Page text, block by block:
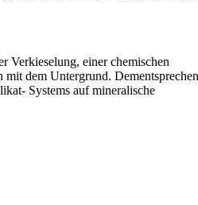
Verkieselung, einer chemischen
dem Untergrund.
Systems auf mineralische